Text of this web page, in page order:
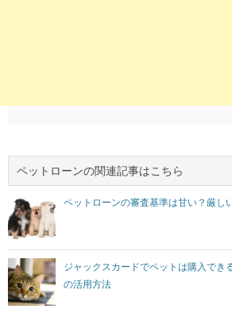
ペットローンの関連記事はこちら
ペットローンの審査基準は甘い？厳し
ジャックスカードでペットは購入でき
の活用方法